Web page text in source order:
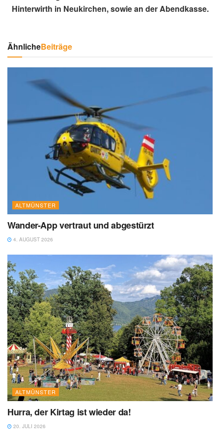
Hinterwirth in Neukirchen, sowie an der Abendkasse.
ÄhnlicheBeiträge
ALTMÜNSTER
Wander-App vertraut und abgestürzt
4. AUGUST 2026
ALTMÜNSTER
Hurra, der Kirtag ist wieder da!
20. JULI 2026